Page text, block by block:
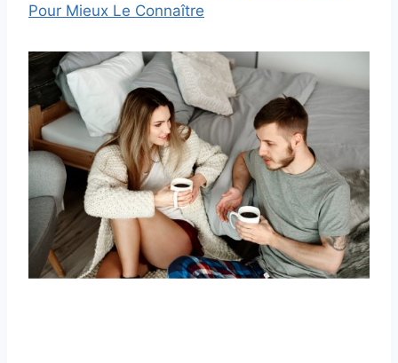
Pour Mieux Le Connaître